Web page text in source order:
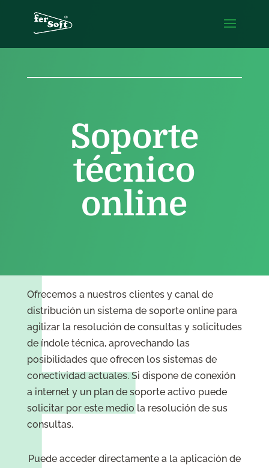
Soporte
técnico
online
Ofrecemos a nuestros clientes y canal de
distribución un sistema de soporte online para
agilizar la resolución de consultas y solicitudes
de índole técnica, aprovechando las
posibilidades que ofrecen los sistemas de
conectividad actuales. Si dispone de conexión
a internet y un plan de soporte activo puede
solicitar por este medio la resolución de sus
consultas.
Puede acceder directamente a la aplicación de